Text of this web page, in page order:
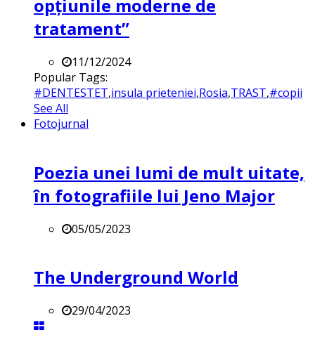
opțiunile moderne de
tratament”
11/12/2024
Popular Tags:
#DENTESTET,insula prieteniei,Rosia,TRAST,#copii
See All
Fotojurnal
Poezia unei lumi de mult uitate,
în fotografiile lui Jeno Major
05/05/2023
The Underground World
29/04/2023